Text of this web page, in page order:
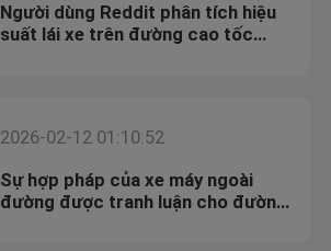
Người dùng Reddit phân tích hiệu
suất lái xe trên đường cao tốc
2026-02-12 01:10:52
Sự hợp pháp của xe máy ngoài
đường được tranh luận cho đường